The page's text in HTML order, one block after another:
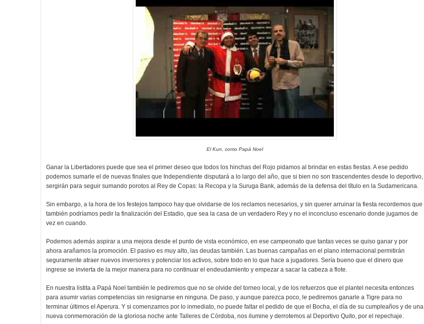
El Kun, como Papá Noel
Ganar la Libertadores puede que sea el primer deseo que todos los hinchas del Rojo pidamos al brindar en estas fiestas. A ese pedido
podemos sumarle el de nuevas finales que Independiente disputará a lo largo del año, que si bien no son trascendentes desde lo deportivo,
sergirán para seguir sumando porotos al Rey de Copas: la Recopa y la Suruga Bank, además de la defensa del título en la Sudamericana.
Sin embargo, a la hora de los festejos tampoco hay que olvidarse de los reclamos necesarios, y sin querer arruinar la fiesta recordemos que
también podríamos pedir la finalización del Estadio, que sea la casa de un verdadero Rey y no el inconcluso escenario donde jugamos de
vez en cuando.
Podemos además aspirar a una mejora desde el punto de vista económico, en ese campeonato que tantas veces se quiso ganar y por
ahora arañamos la promoción. El pasivo es muy alto, las deudas también. Las buenas campañas en el plano internacional permitirán
seguramente atraer nuevos inversores y potenciar los activos, sobre todo en lo que hace a jugadores. Sería bueno que el dinero que
ingrese se invierta de la mejor manera para no continuar el endeudamiento y empezar a sacar la cabeza a flote.
En nuestra listita a Papá Noel también le pediremos que no se olvide del torneo local, y de los refuerzos que el plantel necesita entonces
para asumir varias competencias sin resignarse en ninguna. De paso, y aunque parezca poco, le pediremos ganarle a Tigre para no
terminar últimos el Aperura. Y si comenzamos por lo inmediato, no puede faltar el pedido de que el Bocha, el día de su cumpleaños y de una
nueva conmemoración de la gloriosa noche ante Talleres de Córdoba, nos ilumine y derrotemos al Deportivo Quito, por el repechaje.